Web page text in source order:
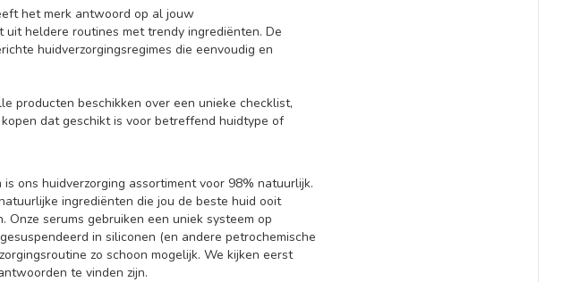
het merk antwoord op al jouw
heldere routines met trendy ingrediënten. De
huidverzorgingsregimes die eenvoudig en
producten beschikken over een unieke checklist,
dat geschikt is voor betreffend huidtype of
ons huidverzorging assortiment voor 98% natuurlijk.
ingrediënten die jou de beste huid ooit
serums gebruiken een uniek systeem op
in siliconen (en andere petrochemische
zo schoon mogelijk. We kijken eerst
te vinden zijn.